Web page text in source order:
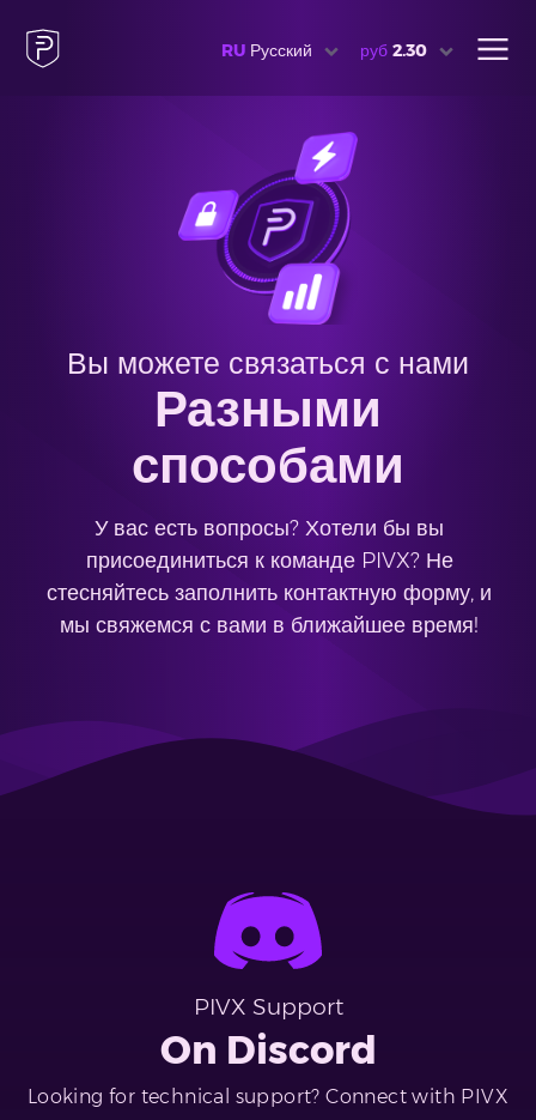
RU Русский руб 2.30
Вы можете связаться с нами
Разными
способами
У вас есть вопросы? Хотели бы вы
присоединиться к команде PIVX? Не
стесняйтесь заполнить контактную форму, и
мы свяжемся с вами в ближайшее время!
PIVX Support
On Discord
Looking for technical support? Connect with PIVX